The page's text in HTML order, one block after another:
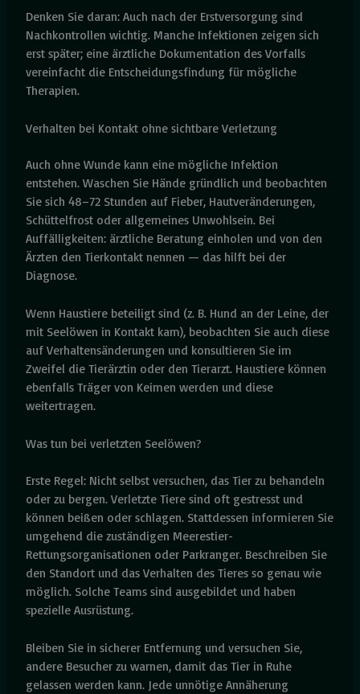
Denken Sie daran: Auch nach der Erstversorgung sind
Nachkontrollen wichtig. Manche Infektionen zeigen sich
erst später; eine ärztliche Dokumentation des Vorfalls
vereinfacht die Entscheidungsfindung für mögliche
Therapien.
Verhalten bei Kontakt ohne sichtbare Verletzung
Auch ohne Wunde kann eine mögliche Infektion
entstehen. Waschen Sie Hände gründlich und beobachten
Sie sich 48–72 Stunden auf Fieber, Hautveränderungen,
Schüttelfrost oder allgemeines Unwohlsein. Bei
Auffälligkeiten: ärztliche Beratung einholen und von den
Ärzten den Tierkontakt nennen — das hilft bei der
Diagnose.
Wenn Haustiere beteiligt sind (z. B. Hund an der Leine, der
mit Seelöwen in Kontakt kam), beobachten Sie auch diese
auf Verhaltensänderungen und konsultieren Sie im
Zweifel die Tierärztin oder den Tierarzt. Haustiere können
ebenfalls Träger von Keimen werden und diese
weitertragen.
Was tun bei verletzten Seelöwen?
Erste Regel: Nicht selbst versuchen, das Tier zu behandeln
oder zu bergen. Verletzte Tiere sind oft gestresst und
können beißen oder schlagen. Stattdessen informieren Sie
umgehend die zuständigen Meerestier-
Rettungsorganisationen oder Parkranger. Beschreiben Sie
den Standort und das Verhalten des Tieres so genau wie
möglich. Solche Teams sind ausgebildet und haben
spezielle Ausrüstung.
Bleiben Sie in sicherer Entfernung und versuchen Sie,
andere Besucher zu warnen, damit das Tier in Ruhe
gelassen werden kann. Jede unnötige Annäherung